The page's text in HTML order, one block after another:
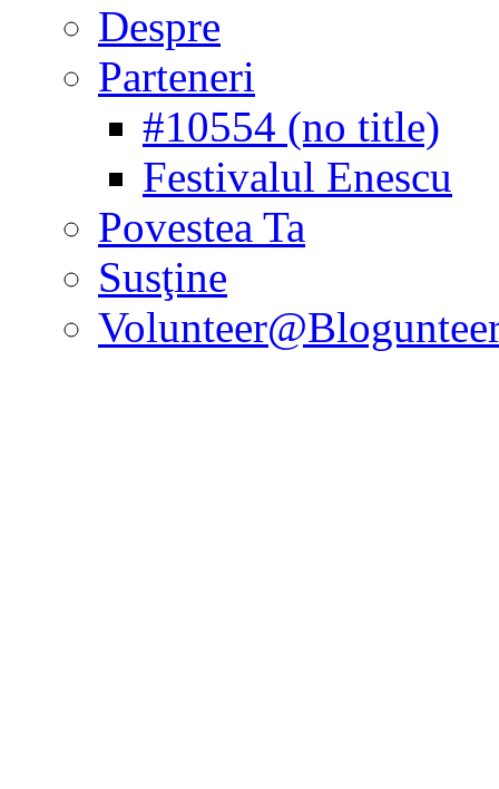
Despre
Parteneri
#10554 (no title)
Festivalul Enescu
Povestea Ta
Susţine